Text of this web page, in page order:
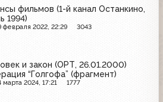
фильмов (1-й канал Останкино,
1994)
февраля 2022, 22:29 3043
и закон (ОРТ, 26.01.2000)
“Голгофа” (фрагмент)
марта 2024, 17:21 1777